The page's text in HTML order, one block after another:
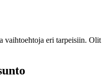
eri tarpeisiin.